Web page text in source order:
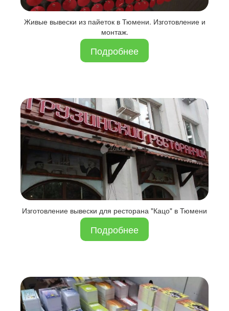
Живые вывески из пайеток в Тюмени. Изготовление и
монтаж.
Подробнее
Изготовление вывески для ресторана "Кацо" в Тюмени
Подробнее